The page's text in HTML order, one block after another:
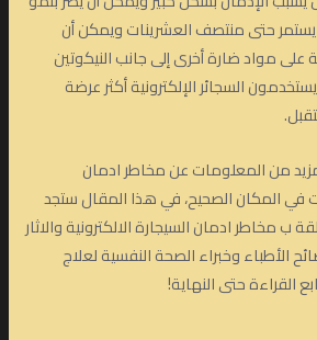
حتى منتصف العشرينات ويمكن أن
على مواد ضارة أخرى إلى جانب النيكوتين
السجائر الإلكترونية أكثر عرضة
من المعلومات عن مخاطر ادمان
في المكان الصحيح، في هذا المقال ستجد
ب مخاطر ادمان السيجارة الالكترونية والاثار
الأطباء وخبراء الصحة النفسية لعلاج
القراءة حتى النهاية!